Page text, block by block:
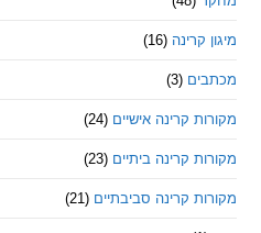
(16)
קרינה אישיים (24)
קרינה ביתיים (23)
קרינה סביבתיים (21)